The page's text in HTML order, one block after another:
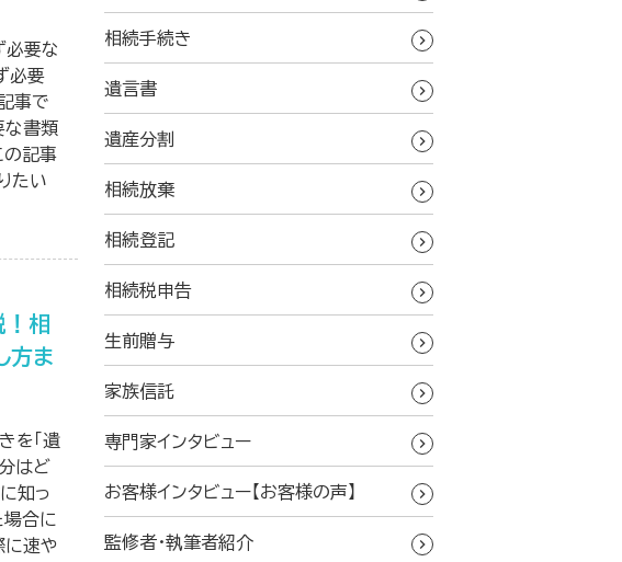
必要な
必要
事で
な書類
の記事
たい
相
方ま
を「遺
はど
知っ
場合に
に速や
相続手続き
遺言書
遺産分割
相続放棄
相続登記
相続税申告
生前贈与
家族信託
専門家インタビュー
お客様インタビュー【お客様の声】
監修者・執筆者紹介